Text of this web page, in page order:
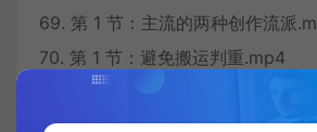
69. 第 1 节：主流的两种创作流派
70. 第 1 节：避免搬运判重.mp4
71. 第 2 节：矩阵号 – 短平快.mp4
72. 第 3 节：矩阵号 – 有效内容的